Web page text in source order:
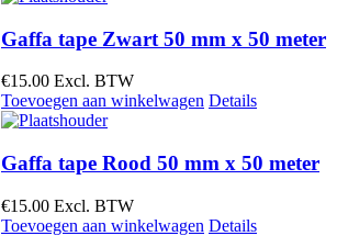
Gaffa tape Zwart 50 mm x 50 meter
€15.00 Excl. BTW
Toevoegen aan winkelwagen Details
Gaffa tape Rood 50 mm x 50 meter
€15.00 Excl. BTW
Toevoegen aan winkelwagen Details